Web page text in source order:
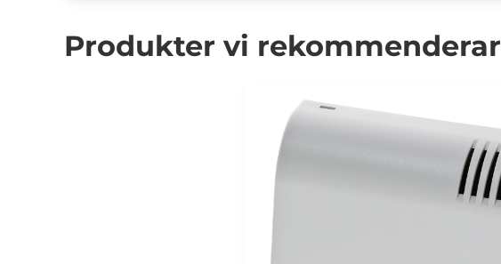
Produkter vi rekommenderar